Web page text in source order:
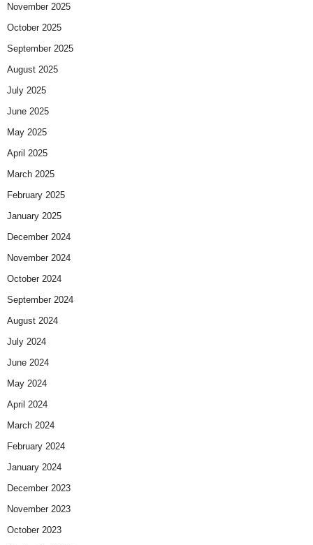
November 2025
October 2025
September 2025
August 2025
July 2025
June 2025
May 2025
April 2025
March 2025
February 2025
January 2025
December 2024
November 2024
October 2024
September 2024
August 2024
July 2024
June 2024
May 2024
April 2024
March 2024
February 2024
January 2024
December 2023
November 2023
October 2023